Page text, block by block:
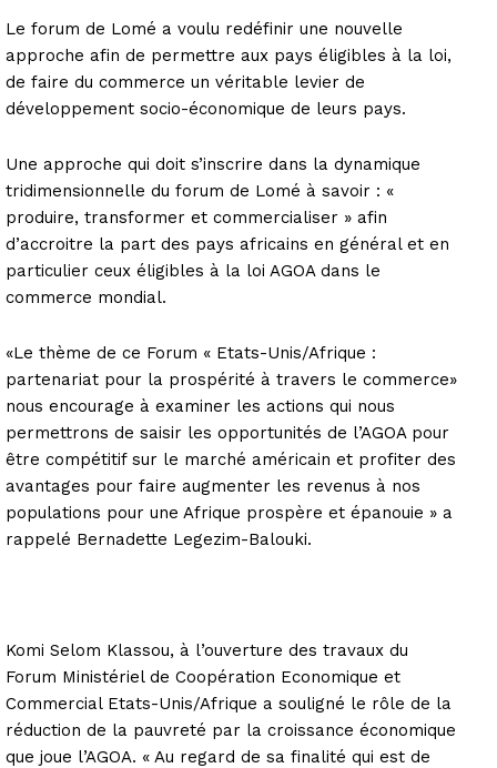
Le forum de Lomé a voulu redéfinir une nouvelle
approche afin de permettre aux pays éligibles à la loi,
de faire du commerce un véritable levier de
développement socio-économique de leurs pays.
Une approche qui doit s’inscrire dans la dynamique
tridimensionnelle du forum de Lomé à savoir : «
produire, transformer et commercialiser » afin
d’accroitre la part des pays africains en général et en
particulier ceux éligibles à la loi AGOA dans le
commerce mondial.
«Le thème de ce Forum « Etats-Unis/Afrique :
partenariat pour la prospérité à travers le commerce»
nous encourage à examiner les actions qui nous
permettrons de saisir les opportunités de l’AGOA pour
être compétitif sur le marché américain et profiter des
avantages pour faire augmenter les revenus à nos
populations pour une Afrique prospère et épanouie » a
rappelé Bernadette Legezim-Balouki.
Komi Selom Klassou, à l’ouverture des travaux du
Forum Ministériel de Coopération Economique et
Commercial Etats-Unis/Afrique a souligné le rôle de la
réduction de la pauvreté par la croissance économique
que joue l’AGOA. « Au regard de sa finalité qui est de